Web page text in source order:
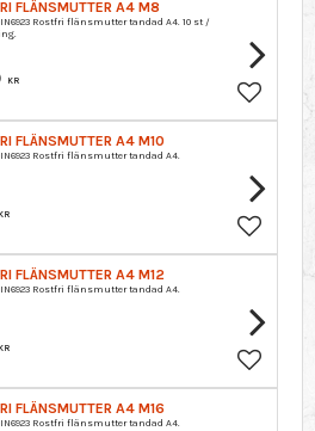
FLÄNSMUTTER A4 M8
Rostfri flänsmutter tandad A4. 10 st /
KR
Lagre
FLÄNSMUTTER A4 M10
Rostfri flänsmutter tandad A4.
KR
Lagre
FLÄNSMUTTER A4 M12
Rostfri flänsmutter tandad A4.
KR
Lagre
FLÄNSMUTTER A4 M16
Rostfri flänsmutter tandad A4.